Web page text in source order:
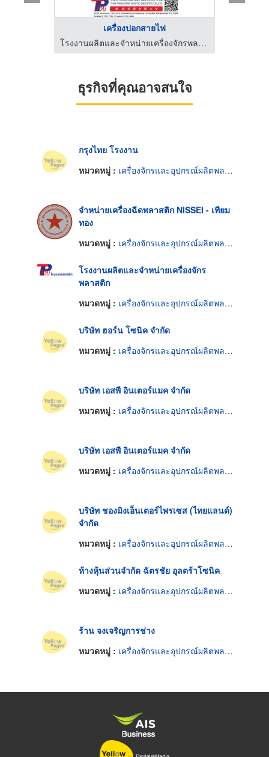
เครื่องปอกสายไฟ
โรงงานผลิตและจำหน่ายเครื่องจักรพลาสติก
ธุรกิจที่คุณอาจสนใจ
กรุงไทย โรงงาน
หมวดหมู่ : เครื่องจักรและอุปกรณ์ผลิตพลาสติก
จำหน่ายเครื่องฉีดพลาสติก NISSEI - เทียม
ทอง
หมวดหมู่ : เครื่องจักรและอุปกรณ์ผลิตพลาสติก
โรงงานผลิตและจำหน่ายเครื่องจักร
พลาสติก
หมวดหมู่ : เครื่องจักรและอุปกรณ์ผลิตพลาสติก
บริษัท ฮอร์น โซนิค จำกัด
หมวดหมู่ : เครื่องจักรและอุปกรณ์ผลิตพลาสติก
บริษัท เอสพี อินเตอร์แมค จำกัด
หมวดหมู่ : เครื่องจักรและอุปกรณ์ผลิตพลาสติก
บริษัท เอสพี อินเตอร์แมค จำกัด
หมวดหมู่ : เครื่องจักรและอุปกรณ์ผลิตพลาสติก
บริษัท ชองมิงเอ็นเตอร์ไพรเซส (ไทยแลนด์)
จำกัด
หมวดหมู่ : เครื่องจักรและอุปกรณ์ผลิตพลาสติก
ห้างหุ้นส่วนจำกัด ฉัตรชัย อุลตร้าโซนิค
หมวดหมู่ : เครื่องจักรและอุปกรณ์ผลิตพลาสติก
ร้าน จงเจริญการช่าง
หมวดหมู่ : เครื่องจักรและอุปกรณ์ผลิตพลาสติก